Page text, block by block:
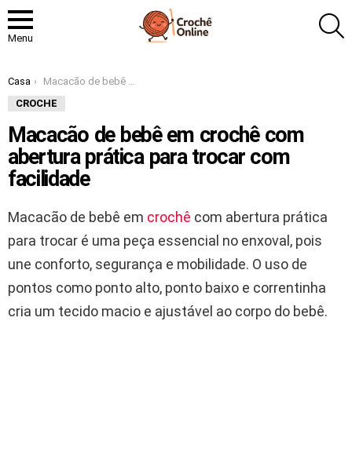
Menu
Você está aqui:
Casa
Macacão de bebê em crochê com abertura prática para trocar com facilidade
CROCHE
Macacão de bebê em crochê com
abertura prática para trocar com
facilidade
Macacão de bebê em crochê com abertura prática
para trocar é uma peça essencial no enxoval, pois
une conforto, segurança e mobilidade. O uso de
pontos como ponto alto, ponto baixo e correntinha
cria um tecido macio e ajustável ao corpo do bebê.